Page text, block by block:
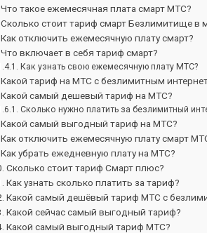
Что такое ежемесячная плата смарт МТС?
Сколько стоит тариф смарт Безлимитище в
Как отключить ежемесячную плату смарт?
Что включает в себя тариф смарт?
Как узнать свою ежемесячную плату МТС?
Какой тариф на МТС с безлимитным
Какой самый дешевый тариф на МТС?
Сколько нужно платить за безлимитный
Какой самый выгодный тариф на МТС?
Как отключить ежемесячную плату смарт
Как убрать ежедневную плату на МТС?
Сколько стоит тариф Смарт плюс?
Как узнать сколько платить за тариф?
Какой самый дешёвый тариф МТС с
Какой сейчас самый выгодный тариф?
Какой самый выгодный тариф МТС?